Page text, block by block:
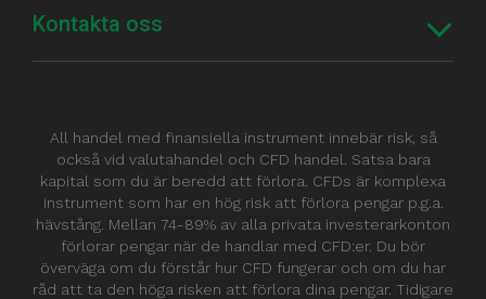
Kontakta oss
All handel med finansiella instrument innebär risk, så
också vid valutahandel och CFD handel. Satsa bara
kapital som du är beredd att förlora. CFDs är komplexa
instrument som har en hög risk att förlora pengar p.g.a.
hävstång. Mellan 74-89% av alla privata investerarkonton
förlorar pengar när de handlar med CFD:er. Du bör
överväga om du förstår hur CFD fungerar och om du har
råd att ta den höga risken att förlora dina pengar. Tidigare